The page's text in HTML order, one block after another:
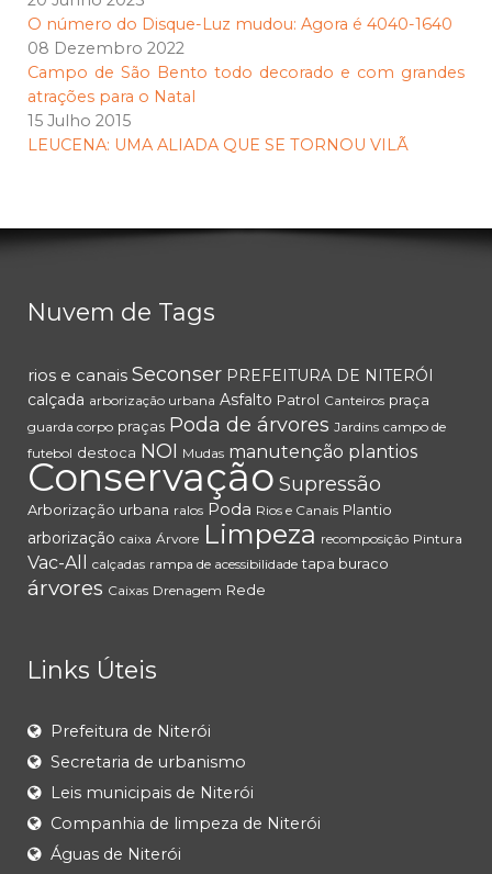
O número do Disque-Luz mudou: Agora é 4040-1640
08 Dezembro 2022
Campo de São Bento todo decorado e com grandes
atrações para o Natal
15 Julho 2015
LEUCENA: UMA ALIADA QUE SE TORNOU VILÃ
Nuvem de Tags
rios e canais Seconser PREFEITURA DE NITERÓI
calçada arborização urbana Asfalto Patrol Canteiros praça
guarda corpo praças Poda de árvores Jardins campo de
futebol destoca NOI Mudas manutenção plantios
Conservação Supressão
Arborização urbana ralos Poda Rios e Canais Plantio
arborização caixa Árvore Limpeza recomposição Pintura
Vac-All calçadas rampa de acessibilidade tapa buraco
árvores Caixas Drenagem Rede
Links Úteis
Prefeitura de Niterói
Secretaria de urbanismo
Leis municipais de Niterói
Companhia de limpeza de Niterói
Águas de Niterói